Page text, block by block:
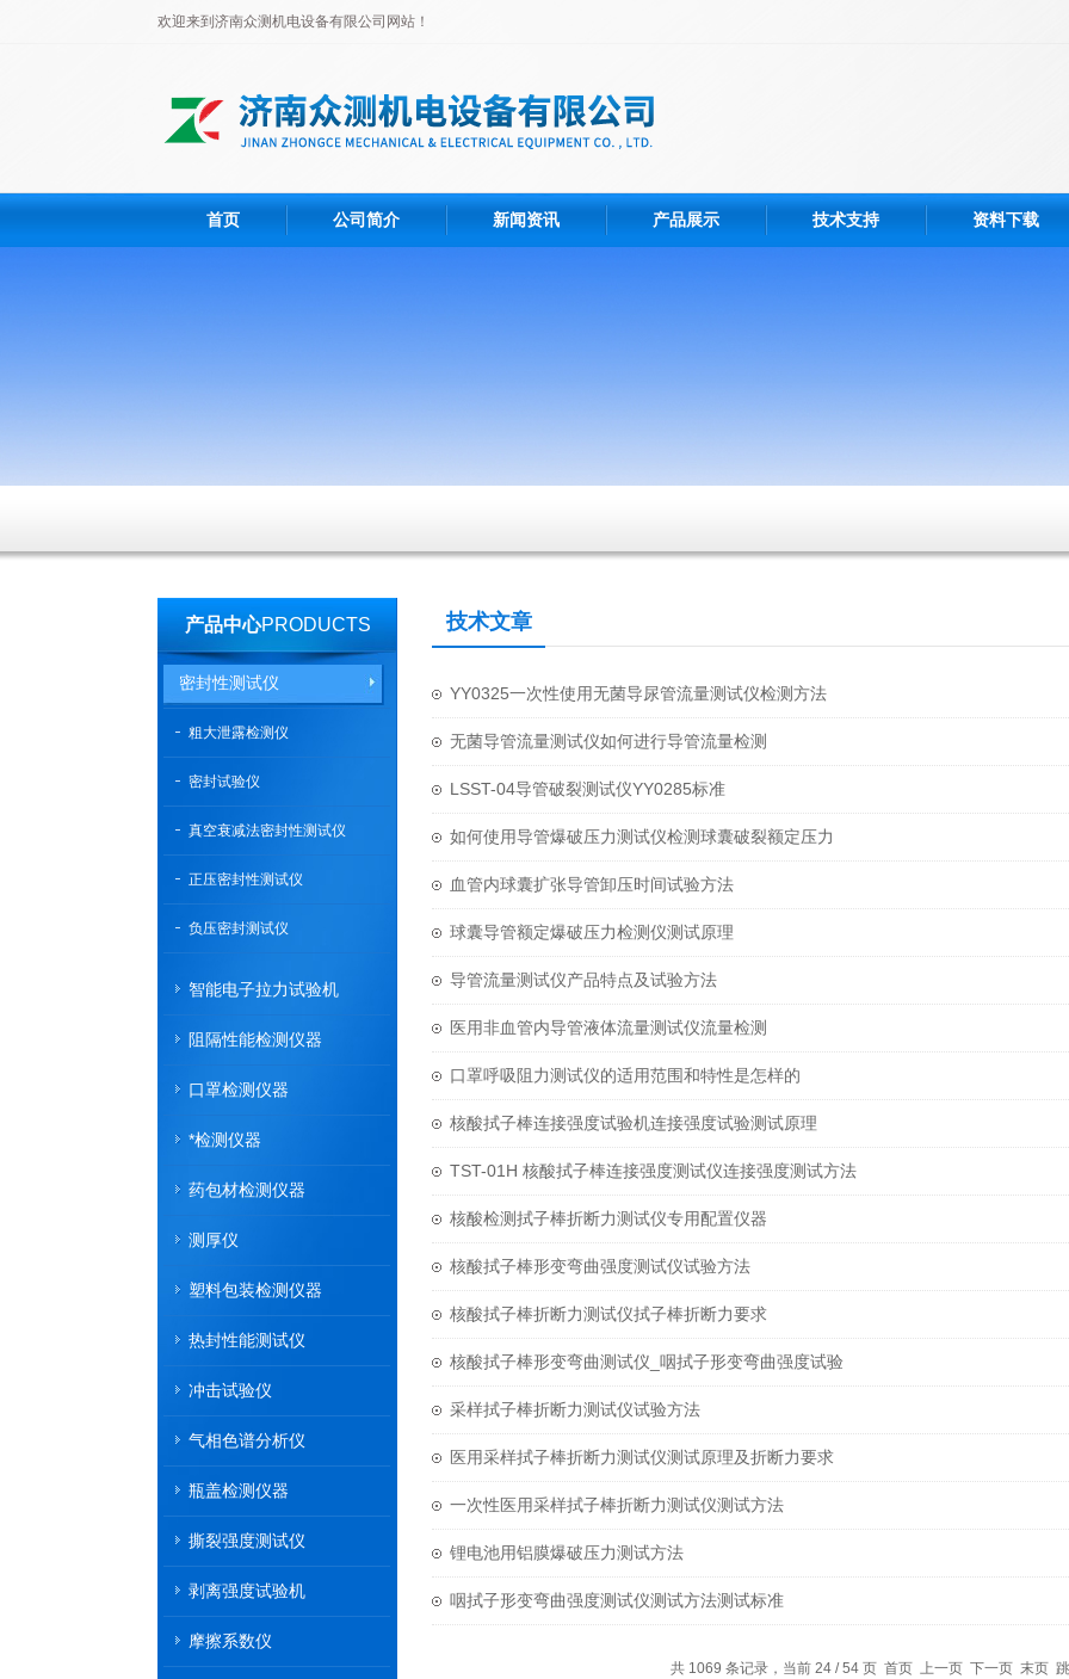
欢迎来到济南众测机电设备有限公司网站！
首页 公司简介 新闻资讯 产品展示 技术支持 资料下载
产品中心PRODUCTS
密封性测试仪
粗大泄露检测仪
密封试验仪
真空衰减法密封性测试仪
正压密封性测试仪
负压密封测试仪
智能电子拉力试验机
阻隔性能检测仪器
口罩检测仪器
*检测仪器
药包材检测仪器
测厚仪
塑料包装检测仪器
热封性能测试仪
冲击试验仪
气相色谱分析仪
瓶盖检测仪器
撕裂强度测试仪
剥离强度试验机
摩擦系数仪
技术文章
YY0325一次性使用无菌导尿管流量测试仪检测方法
无菌导管流量测试仪如何进行导管流量检测
LSST-04导管破裂测试仪YY0285标准
如何使用导管爆破压力测试仪检测球囊破裂额定压力
血管内球囊扩张导管卸压时间试验方法
球囊导管额定爆破压力检测仪测试原理
导管流量测试仪产品特点及试验方法
医用非血管内导管液体流量测试仪流量检测
口罩呼吸阻力测试仪的适用范围和特性是怎样的
核酸拭子棒连接强度试验机连接强度试验测试原理
TST-01H 核酸拭子棒连接强度测试仪连接强度测试方法
核酸检测拭子棒折断力测试仪专用配置仪器
核酸拭子棒形变弯曲强度测试仪试验方法
核酸拭子棒折断力测试仪拭子棒折断力要求
核酸拭子棒形变弯曲测试仪_咽拭子形变弯曲强度试验
采样拭子棒折断力测试仪试验方法
医用采样拭子棒折断力测试仪测试原理及折断力要求
一次性医用采样拭子棒折断力测试仪测试方法
锂电池用铝膜爆破压力测试方法
咽拭子形变弯曲强度测试仪测试方法测试标准
共 1069 条记录，当前 24 / 54 页 首页 上一页 下一页 末页